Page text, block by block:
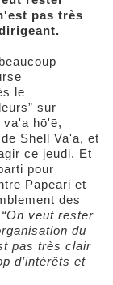
pas très
le
sur
va'a hō'ē,
Shell Va'a, et
ce jeudi. Et
pour
Papeari et
des
“On veut rester
du
pas très clair
d’intérêts et